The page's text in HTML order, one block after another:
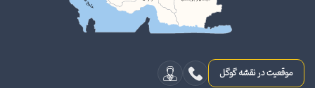
موقعیت در نقشه گوگل